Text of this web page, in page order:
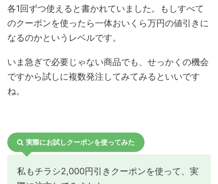
各1回ずつ使えると書かれていました。もしすべて
のクーポンを使ったら一体おいくら万円の値引きに
なるのかというレベルです。
いま急ぎで必要じゃない商品でも、せっかくの機会
ですから試しに複数発注してみてみるといいです
ね。
実際にお試しクーポンを使ってみた
私もチラシ2,000円引きクーポンを使って、実